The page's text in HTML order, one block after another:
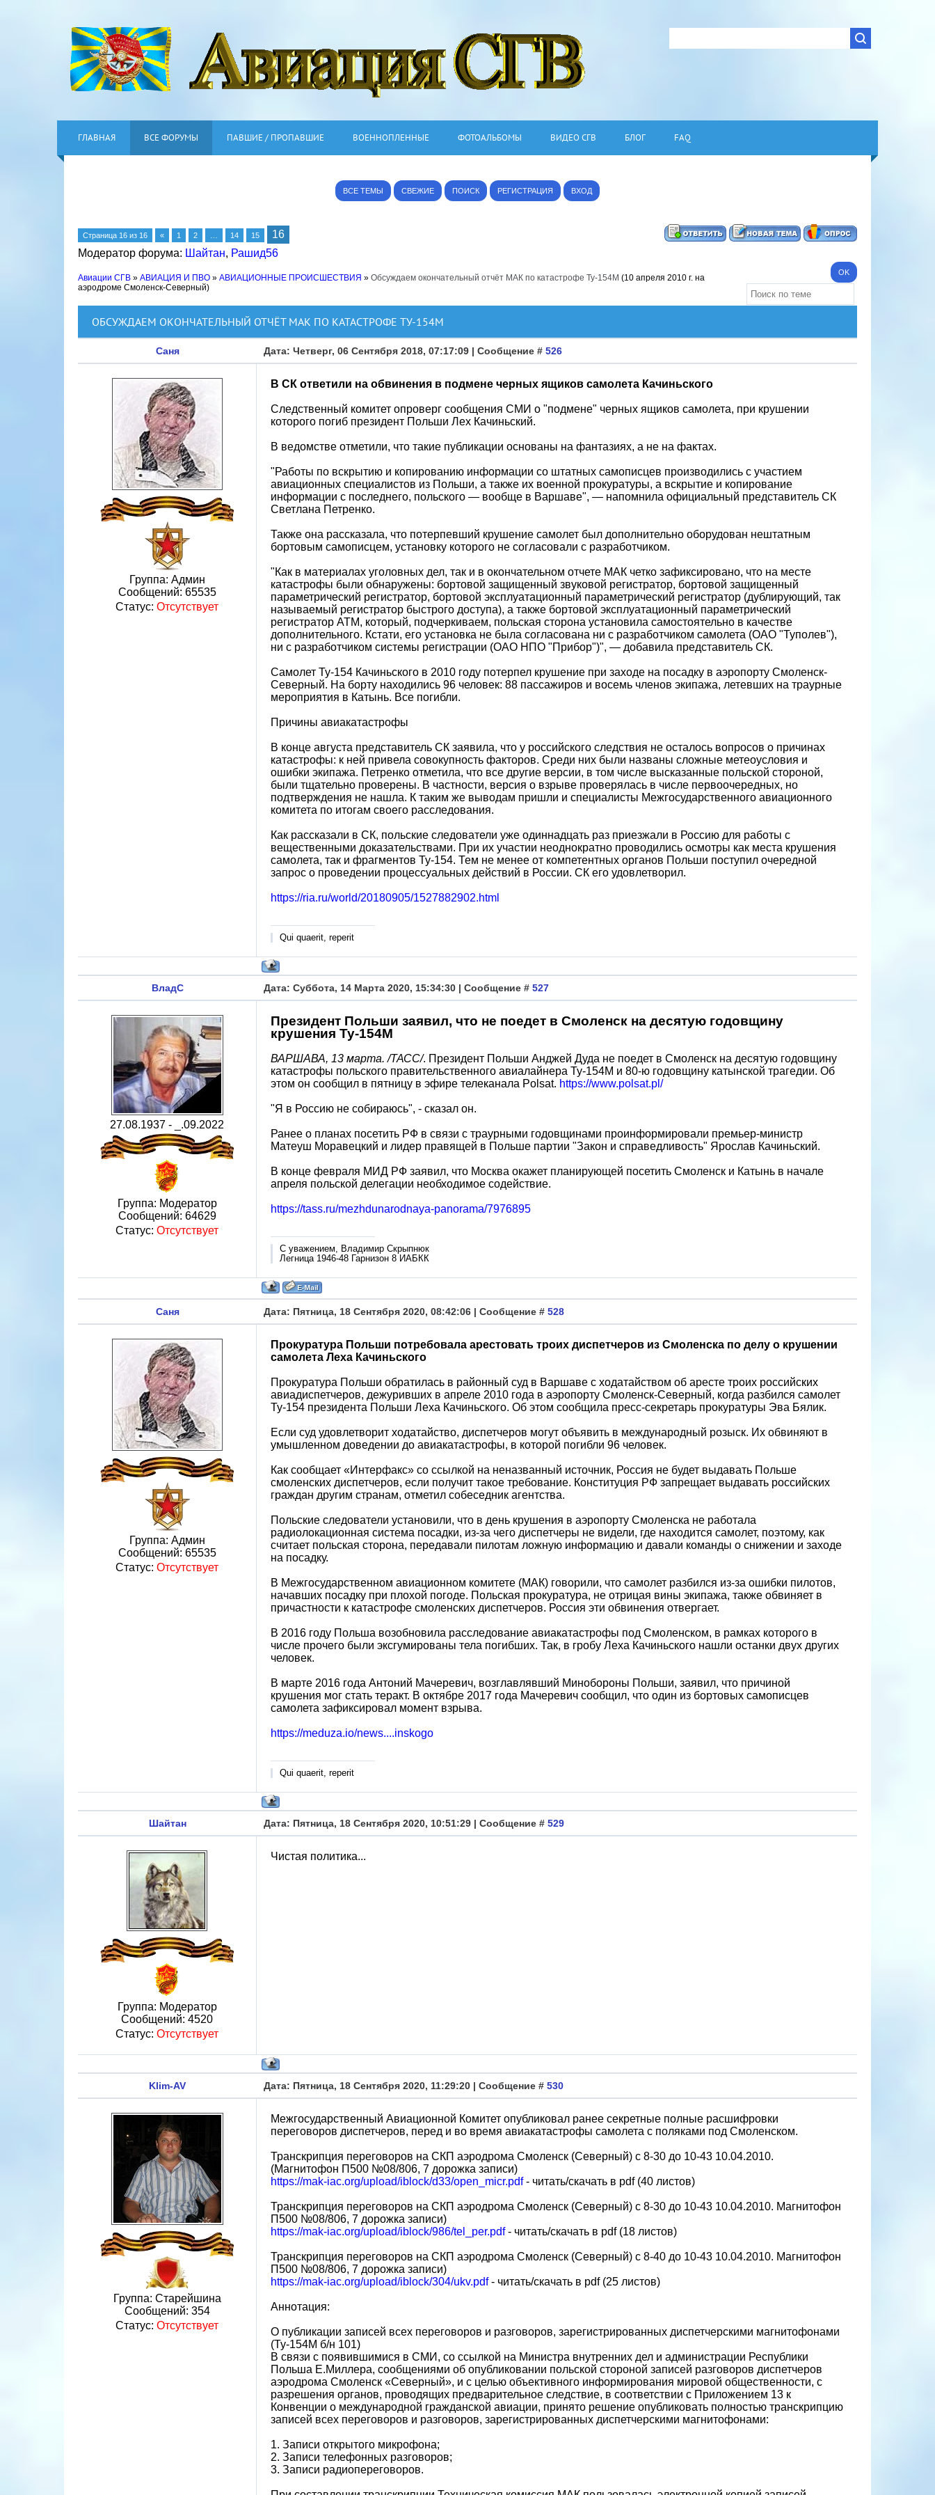
ГЛАВНАЯ ВСЕ ФОРУМЫ ПАВШИЕ / ПРОПАВШИЕ ВОЕННОПЛЕННЫЕ ФОТОАЛЬБОМЫ ВИДЕО СГВ БЛОГ FAQ
ВСЕ ТЕМЫ СВЕЖИЕ ПОИСК РЕГИСТРАЦИЯ ВХОД
Страница 16 из 16 « 1 2 14 15
16
Модератор форума: Шайтан, Рашид56
Авиации СГВ » АВИАЦИЯ И ПВО » АВИАЦИОННЫЕ ПРОИСШЕСТВИЯ » Обсуждаем окончательный отчёт МАК по катастрофе Ту-154М (10 апреля 2010 г. на
аэродроме Смоленск-Северный)
ОБСУЖДАЕМ ОКОНЧАТЕЛЬНЫЙ ОТЧЁТ МАК ПО КАТАСТРОФЕ ТУ-154М
Саня Дата: Четверг, 06 Сентября 2018, 07:17:09 | Сообщение # 526
Группа: Админ
Сообщений: 65535
Статус: Отсутствует
В СК ответили на обвинения в подмене черных ящиков самолета Качиньского
Следственный комитет опроверг сообщения СМИ о "подмене" черных ящиков самолета, при крушении
которого погиб президент Польши Лех Качиньский.
В ведомстве отметили, что такие публикации основаны на фантазиях, а не на фактах.
"Работы по вскрытию и копированию информации со штатных самописцев производились с участием
авиационных специалистов из Польши, а также их военной прокуратуры, а вскрытие и копирование
информации с последнего, польского — вообще в Варшаве", — напомнила официальный представитель СК
Светлана Петренко.
Также она рассказала, что потерпевший крушение самолет был дополнительно оборудован нештатным
бортовым самописцем, установку которого не согласовали с разработчиком.
"Как в материалах уголовных дел, так и в окончательном отчете МАК четко зафиксировано, что на месте
катастрофы были обнаружены: бортовой защищенный звуковой регистратор, бортовой защищенный
параметрический регистратор, бортовой эксплуатационный параметрический регистратор (дублирующий, так
называемый регистратор быстрого доступа), а также бортовой эксплуатационный параметрический
регистратор АТМ, который, подчеркиваем, польская сторона установила самостоятельно в качестве
дополнительного. Кстати, его установка не была согласована ни с разработчиком самолета (ОАО "Туполев"),
ни с разработчиком системы регистрации (ОАО НПО "Прибор")", — добавила представитель СК.
Самолет Ту-154 Качиньского в 2010 году потерпел крушение при заходе на посадку в аэропорту Смоленск-
Северный. На борту находились 96 человек: 88 пассажиров и восемь членов экипажа, летевших на траурные
мероприятия в Катынь. Все погибли.
Причины авиакатастрофы
В конце августа представитель СК заявила, что у российского следствия не осталось вопросов о причинах
катастрофы: к ней привела совокупность факторов. Среди них были названы сложные метеоусловия и
ошибки экипажа. Петренко отметила, что все другие версии, в том числе высказанные польской стороной,
были тщательно проверены. В частности, версия о взрыве проверялась в числе первоочередных, но
подтверждения не нашла. К таким же выводам пришли и специалисты Межгосударственного авиационного
комитета по итогам своего расследования.
Как рассказали в СК, польские следователи уже одиннадцать раз приезжали в Россию для работы с
вещественными доказательствами. При их участии неоднократно проводились осмотры как места крушения
самолета, так и фрагментов Ту-154. Тем не менее от компетентных органов Польши поступил очередной
запрос о проведении процессуальных действий в России. СК его удовлетворил.
https://ria.ru/world/20180905/1527882902.html
Qui quaerit, reperit
ВладС Дата: Суббота, 14 Марта 2020, 15:34:30 | Сообщение # 527
27.08.1937 - _.09.2022
Группа: Модератор
Сообщений: 64629
Статус: Отсутствует
Президент Польши заявил, что не поедет в Смоленск на десятую годовщину
крушения Ту-154М
ВАРШАВА, 13 марта. /ТАСС/. Президент Польши Анджей Дуда не поедет в Смоленск на десятую годовщину
катастрофы польского правительственного авиалайнера Ту-154М и 80-ю годовщину катынской трагедии. Об
этом он сообщил в пятницу в эфире телеканала Polsat. https://www.polsat.pl/
"Я в Россию не собираюсь", - сказал он.
Ранее о планах посетить РФ в связи с траурными годовщинами проинформировали премьер-министр
Матеуш Моравецкий и лидер правящей в Польше партии "Закон и справедливость" Ярослав Качиньский.
В конце февраля МИД РФ заявил, что Москва окажет планирующей посетить Смоленск и Катынь в начале
апреля польской делегации необходимое содействие.
https://tass.ru/mezhdunarodnaya-panorama/7976895
С уважением, Владимир Скрыпнюк
Легница 1946-48 Гарнизон 8 ИАБКК
Саня Дата: Пятница, 18 Сентября 2020, 08:42:06 | Сообщение # 528
Группа: Админ
Сообщений: 65535
Статус: Отсутствует
Прокуратура Польши потребовала арестовать троих диспетчеров из Смоленска по делу о крушении
самолета Леха Качиньского
Прокуратура Польши обратилась в районный суд в Варшаве с ходатайством об аресте троих российских
авиадиспетчеров, дежуривших в апреле 2010 года в аэропорту Смоленск-Северный, когда разбился самолет
Ту-154 президента Польши Леха Качиньского. Об этом сообщила пресс-секретарь прокуратуры Эва Бялик.
Если суд удовлетворит ходатайство, диспетчеров могут объявить в международный розыск. Их обвиняют в
умышленном доведении до авиакатастрофы, в которой погибли 96 человек.
Как сообщает «Интерфакс» со ссылкой на неназванный источник, Россия не будет выдавать Польше
смоленских диспетчеров, если получит такое требование. Конституция РФ запрещает выдавать российских
граждан другим странам, отметил собеседник агентства.
Польские следователи установили, что в день крушения в аэропорту Смоленска не работала
радиолокационная система посадки, из-за чего диспетчеры не видели, где находится самолет, поэтому, как
считает польская сторона, передавали пилотам ложную информацию и давали команды о снижении и заходе
на посадку.
В Межгосударственном авиационном комитете (МАК) говорили, что самолет разбился из-за ошибки пилотов,
начавших посадку при плохой погоде. Польская прокуратура, не отрицая вины экипажа, также обвиняет в
причастности к катастрофе смоленских диспетчеров. Россия эти обвинения отвергает.
В 2016 году Польша возобновила расследование авиакатастрофы под Смоленском, в рамках которого в
числе прочего были эксгумированы тела погибших. Так, в гробу Леха Качиньского нашли останки двух других
человек.
В марте 2016 года Антоний Мачеревич, возглавлявший Минобороны Польши, заявил, что причиной
крушения мог стать теракт. В октябре 2017 года Мачеревич сообщил, что один из бортовых самописцев
самолета зафиксировал момент взрыва.
https://meduza.io/news....inskogo
Qui quaerit, reperit
Шайтан Дата: Пятница, 18 Сентября 2020, 10:51:29 | Сообщение # 529
Группа: Модератор
Сообщений: 4520
Статус: Отсутствует
Чистая политика...
Klim-AV Дата: Пятница, 18 Сентября 2020, 11:29:20 | Сообщение # 530
Группа: Старейшина
Сообщений: 354
Статус: Отсутствует
Межгосударственный Авиационной Комитет опубликовал ранее секретные полные расшифровки
переговоров диспетчеров, перед и во время авиакатастрофы самолета с поляками под Смоленском.
Транскрипция переговоров на СКП аэродрома Смоленск (Северный) с 8-30 до 10-43 10.04.2010.
(Магнитофон П500 №08/806, 7 дорожка записи)
https://mak-iac.org/upload/iblock/d33/open_micr.pdf- читать/скачать в pdf (40 листов)
Транскрипция переговоров на СКП аэродрома Смоленск (Северный) с 8-30 до 10-43 10.04.2010. Магнитофон
П500 №08/806, 7 дорожка записи)
https://mak-iac.org/upload/iblock/986/tel_per.pdf- читать/скачать в pdf (18 листов)
Транскрипция переговоров на СКП аэродрома Смоленск (Северный) с 8-40 до 10-43 10.04.2010. Магнитофон
П500 №08/806, 7 дорожка записи)
https://mak-iac.org/upload/iblock/304/ukv.pdf- читать/скачать в pdf (25 листов)
Аннотация:
О публикации записей всех переговоров и разговоров, зарегистрированных диспетчерскими магнитофонами
(Ту-154М б/н 101)
В связи с появившимися в СМИ, со ссылкой на Министра внутренних дел и администрации Республики
Польша Е.Миллера, сообщениями об опубликовании польской стороной записей разговоров диспетчеров
аэродрома Смоленск «Северный», и с целью объективного информирования мировой общественности, с
разрешения органов, проводящих предварительное следствие, в соответствии с Приложением 13 к
Конвенции о международной гражданской авиации, принято решение опубликовать полностью транскрипцию
записей всех переговоров и разговоров, зарегистрированных диспетчерскими магнитофонами:
1. Записи открытого микрофона;
2. Записи телефонных разговоров;
3. Записи радиопереговоров.